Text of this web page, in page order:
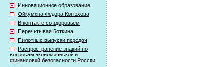
Инновационное образование
Ойкумена Федора Конюхова
В контакте со здоровьем
Перечитывая Боткина
Пилотные выпуски передач
Распространение знаний по
вопросам экономической и
финансовой безопасности России